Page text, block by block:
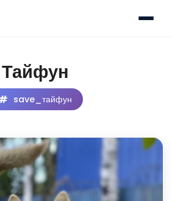
Тайфун
save_тайфун